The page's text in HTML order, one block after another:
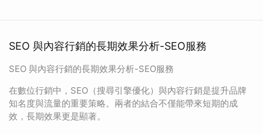
SEO 與內容行銷的長期效果分析-SEO服務
SEO 與內容行銷的長期效果分析-SEO服務
在數位行銷中，SEO（搜尋引擎優化）與內容行銷是提升品牌
知名度與流量的重要策略。兩者的結合不僅能帶來短期的成
效，長期效果更是顯著。